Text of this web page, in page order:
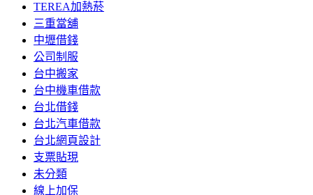
TEREA加熱菸
三重當舖
中壢借錢
公司制服
台中搬家
台中機車借款
台北借錢
台北汽車借款
台北網頁設計
支票貼現
未分類
線上加保